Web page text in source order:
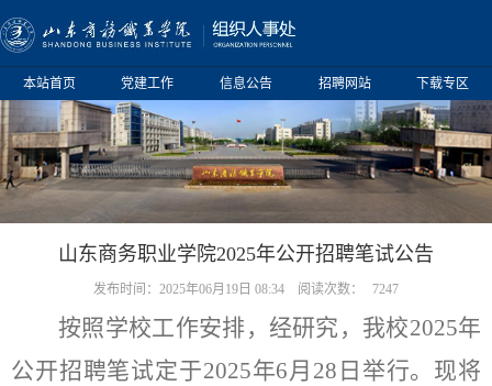
本站首页 党建工作 信息公告 招聘网站 下载专区
山东商务职业学院2025年公开招聘笔试公告
发布时间：2025年06月19日 08:34 阅读次数： 7247
按照学校工作安排，经研究，我校2025年
公开招聘笔试定于2025年6月 28 日举行。现将